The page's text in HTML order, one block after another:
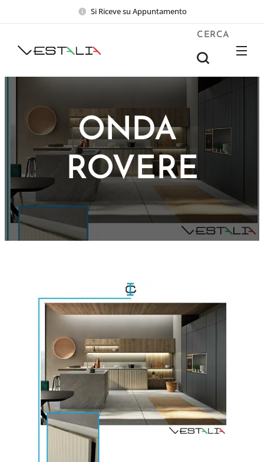
Si Riceve su Appuntamento
CERCA
ONDA
ROVERE